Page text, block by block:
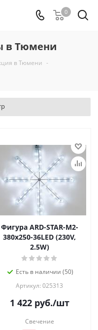
0
в Тюмени
в Тюмени -
Фигура ARD-STAR-M2-
380x250-36LED (230V,
2.5W)
Есть в наличии (50)
Артикул: 025313
1 422руб./шт
Свечение